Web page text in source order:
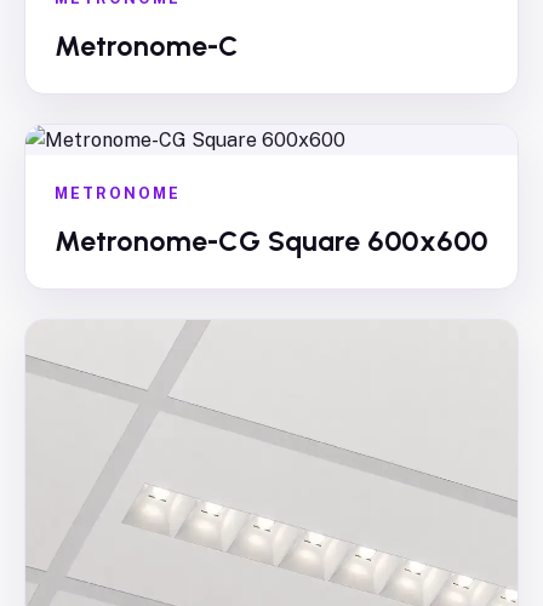
Metronome-C
METRONOME
Metronome-CG Square 600x600